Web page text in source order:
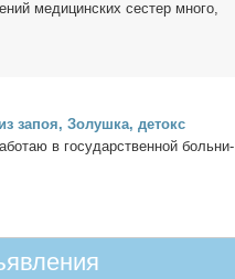
ме­ди­цин­ских се­стер мно­го,
за­поя, Зо­луш­ка, де­токс
в го­судар­ствен­ной боль­ни­